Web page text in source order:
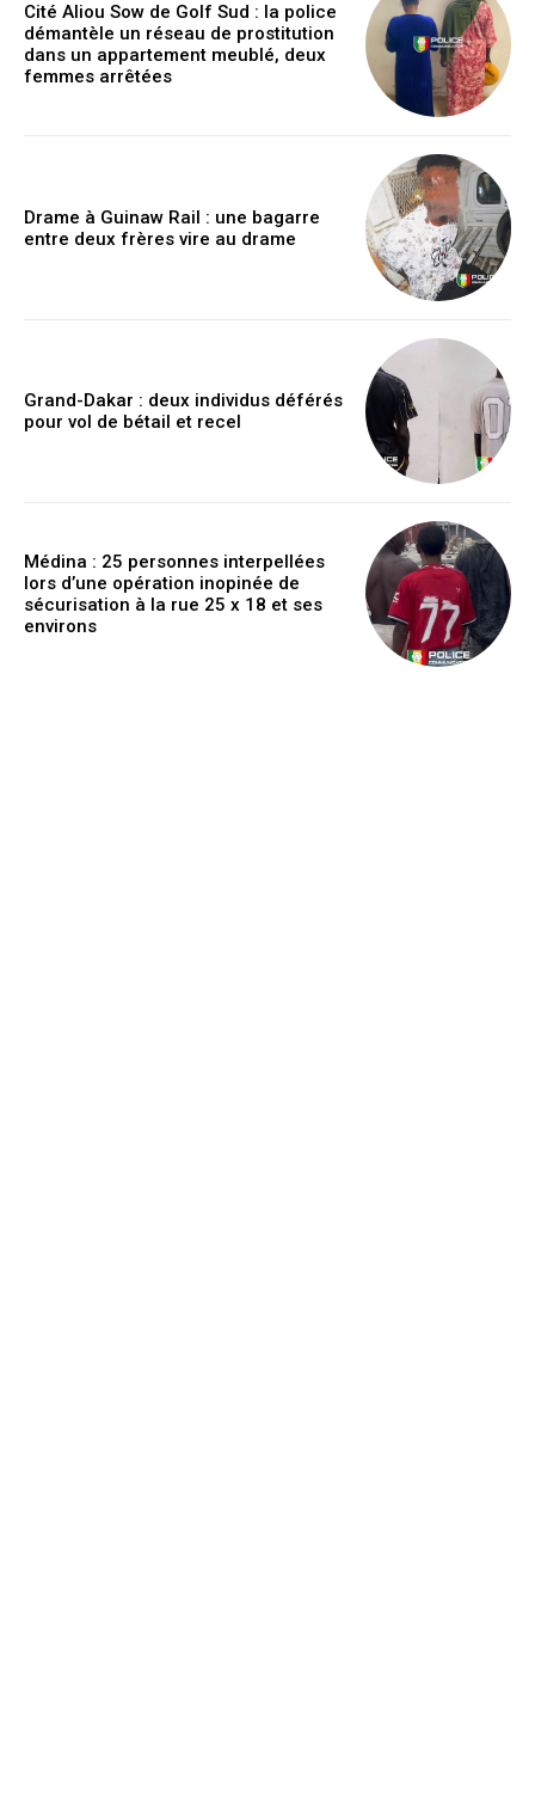
Cité Aliou Sow de Golf Sud : la police
démantèle un réseau de prostitution
dans un appartement meublé, deux
femmes arrêtées
Drame à Guinaw Rail : une bagarre
entre deux frères vire au drame
Grand-Dakar : deux individus déférés
pour vol de bétail et recel
Médina : 25 personnes interpellées
lors d’une opération inopinée de
sécurisation à la rue 25 x 18 et ses
environs